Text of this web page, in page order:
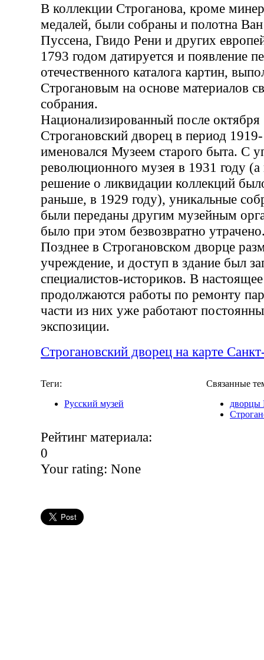
В коллекции Строганова, кроме
медалей, были собраны и полотна
Пуссена, Гвидо Рени и других
1793 годом датируется и появление
отечественного каталога картин,
Строгановым на основе материалов
собрания.
Национализированный после октября
Строгановский дворец в период
именовался Музеем старого быта. С
революционного музея в 1931 году (а
решение о ликвидации коллекций
раньше, в 1929 году), уникальные
были переданы другим музейным
было при этом безвозвратно
Позднее в Строгановском дворце
учреждение, и доступ в здание был
специалистов-историков. В
продолжаются работы по ремонту
части из них уже работают
экспозиции.
Строгановский дворец на карте
Теги:
Русский музей
Связанные
дворцы
Рейтинг материала:
0
Your rating: None